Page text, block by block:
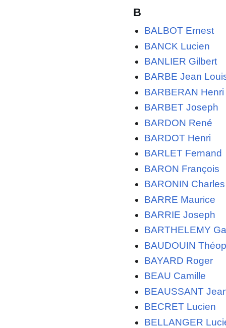
B
BALBOT Ernest
BANCK Lucien
BANLIER Gilbert
BARBE Jean
BARBERAN Henri
BARBET Joseph
BARDON René
BARDOT Henri
BARLET Fernand
BARON François
BARONIN Charles
BARRE Maurice
BARRIE Joseph
BARTHELEMY
BAUDOUIN
BAYARD Roger
BEAU Camille
BEAUSSANT
BECRET Lucien
BELLANGER